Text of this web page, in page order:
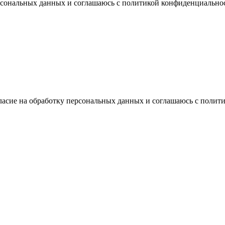
данных и соглашаюсь с политикой
на обработку персональных данных и соглашаюсь с